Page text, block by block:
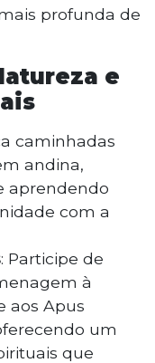
profunda de
e
caminhadas
andina,
aprendendo
com a
: Participe de
à
aos Apus
um
que